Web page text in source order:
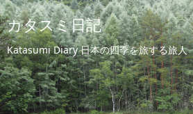
カタスミ日記
Katasumi Diary 日本の四季を旅する旅人